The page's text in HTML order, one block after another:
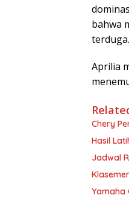
bahwa
terduga.
Aprilia
Chery
Hasil
Jadwal
Yamaha